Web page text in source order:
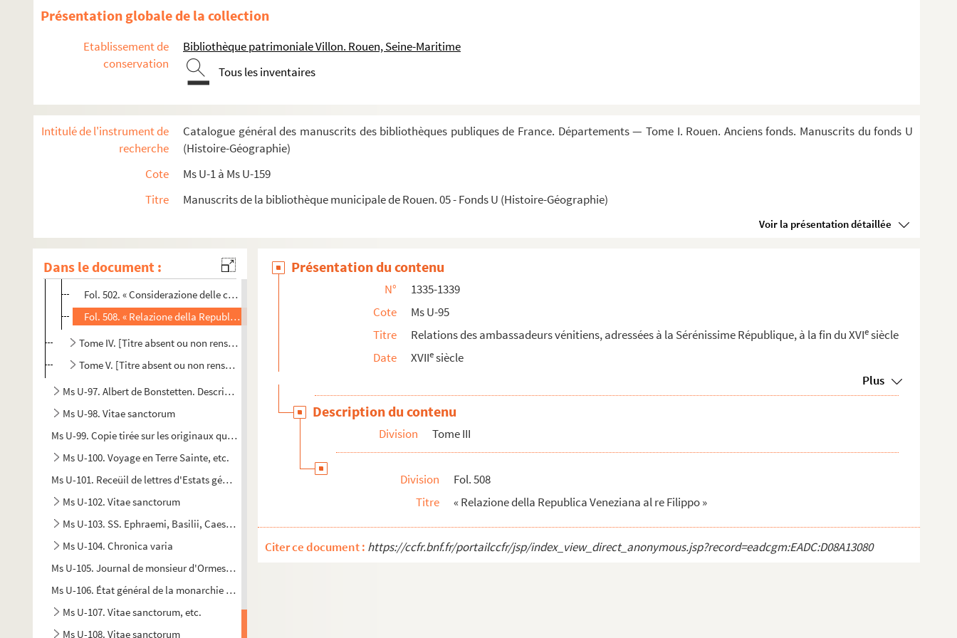
Présentation globale de la collection
Etablissement de
conservation
Bibliothèque patrimoniale Villon. Rouen, Seine-Maritime
Tous les inventaires
Intitulé de l'instrument de
recherche
Catalogue général des manuscrits des bibliothèques publiques de France. Départements — Tome I. Rouen. Anciens fonds. Manuscrits du fonds U
(Histoire-Géographie)
Cote
Ms U-1 à Ms U-159
Titre
Manuscrits de la bibliothèque municipale de Rouen. 05 - Fonds U (Histoire-Géographie)
Voir la présentation détaillée
Dans le document :
Fol. 118. « Discorso delle piu comode imprese che potrebbe fare la lega contra il Turco »
Fol. 134. « Instrumentum federis inter Pium [V] papam, regem Filippum et dominos Venetos »
Fol. 154. « Discorso di quello che s'harebbe da fare per aumentare le forze della lega »
Fol. 178. « Relazione della lega per il S. Marcantonio Colonna »
Fol. 230. « Relazione della guerra del Turco a Cipro »
Fol. 330. « Lettere dell' imperadore al collegio de cardinali sopra i titoli di Serenissimi »
Fol. 391. « Lettera scritta del granduca di Toscana al S
Fol. 403. « Relazione del clariss
moAndrea [Doria] tornato dal duca di Savoia »
Fol. 502. « Considerazione delle cose che si deono osservare da chi vuol mirare il mondo con occhio di giudizi...
Fol. 508. « Relazione della Republica Veneziana al re Filippo »
Tome IV. [Titre absent ou non renseigné]
Tome V. [Titre absent ou non renseigné]
Ms U-97. Albert de Bonstetten. Descriptio superioris Germaniae confederationis
Ms U-98. Vitae sanctorum
Ms U-99. Copie tirée sur les originaux qui sont entre les mains de M. d'Aube, de la correspondance qu'il a eu...
Ms U-100. Voyage en Terre Sainte, etc.
Ms U-101. Receüil de lettres d'Estats généraux
Ms U-102. Vitae sanctorum
Ms U-103. SS. Ephraemi, Basilii, Caesarii et Augustini opuscula, etc.
Ms U-104. Chronica varia
Ms U-105. Journal de monsieur d'Ormesson pendant la Chambre de justice établie en décembre 1661 dans la Chambr...
Ms U-106. État général de la monarchie d'Espagne dans les quatre parties du monde, par le s
Ms U-107. Vitae sanctorum, etc.
Ms U-108. Vitae sanctorum
Présentation du contenu
N°
1335-1339
Cote
Ms U-95
Titre
Relations des ambassadeurs vénitiens, adressées à la Sérénissime République, à la fin du XVIesiècle
Date
XVIIesiècle
Plus
Description du contenu
Division Tome III
Division
Fol. 508
Titre
« Relazione della Republica Veneziana al re Filippo »
Citer ce document : https://ccfr.bnf.fr/portailccfr/jsp/index_view_direct_anonymous.jsp?record=eadcgm:EADC:D08A13080